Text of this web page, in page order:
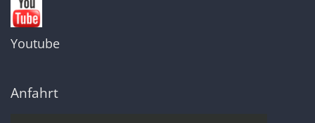
Youtube
Anfahrt